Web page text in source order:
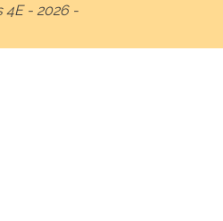
4E - 2026-